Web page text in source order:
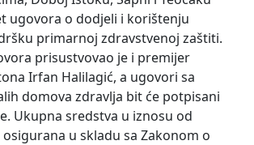
ugovora o dodjeli i korištenju
primarnoj zdravstvenoj zaštiti.
prisustvovao je i premijer
Irfan Halilagić, a ugovori sa
domova zdravlja bit će potpisani
Ukupna sredstva u iznosu od
osigurana u skladu sa Zakonom o